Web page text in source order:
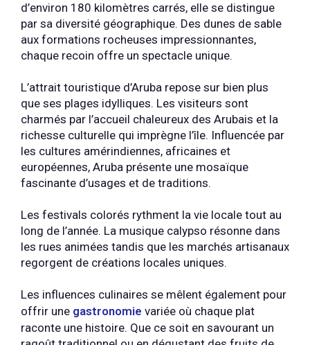
d’environ 180 kilomètres carrés, elle se distingue
par sa diversité géographique. Des dunes de sable
aux formations rocheuses impressionnantes,
chaque recoin offre un spectacle unique.
L’attrait touristique d’Aruba repose sur bien plus
que ses plages idylliques. Les visiteurs sont
charmés par l’accueil chaleureux des Arubais et la
richesse culturelle qui imprègne l’île. Influencée par
les cultures amérindiennes, africaines et
européennes, Aruba présente une mosaïque
fascinante d’usages et de traditions.
Les festivals colorés rythment la vie locale tout au
long de l’année. La musique calypso résonne dans
les rues animées tandis que les marchés artisanaux
regorgent de créations locales uniques.
Les influences culinaires se mêlent également pour
offrir une gastronomie variée où chaque plat
raconte une histoire. Que ce soit en savourant un